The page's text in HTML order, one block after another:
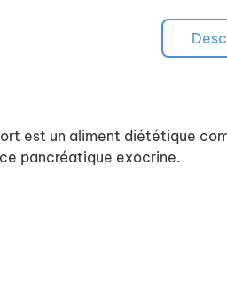
est un aliment diététique
pancréatique exocrine.